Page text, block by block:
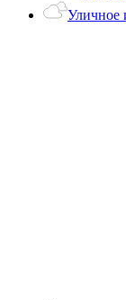
Уличное